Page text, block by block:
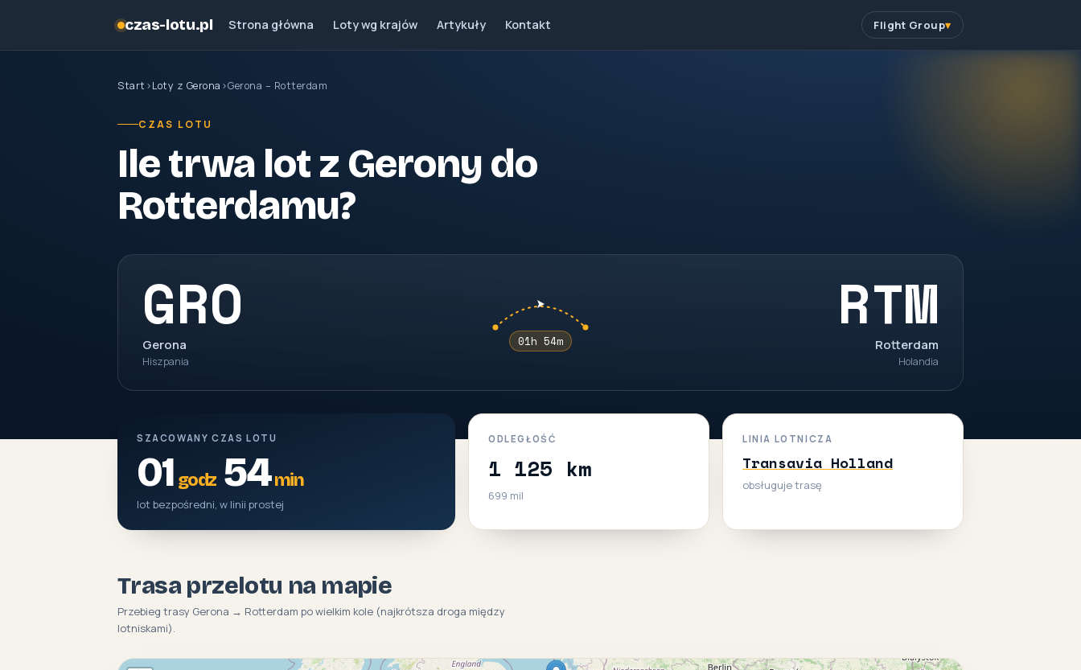
czas-lotu.pl Strona główna Loty wg krajów Artykuły Kontakt Flight Group
Start ›Loty z Gerona ›Gerona – Rotterdam
CZAS LOTU
Ile trwa lot z Gerony do
Rotterdamu?
GRO
Gerona
Hiszpania
01h 54m RTM
Rotterdam
Holandia
SZACOWANY CZAS LOTU
01 godz54min
lot bezpośredni, w linii prostej
ODLEGŁOŚĆ
1 125 km
699 mil
LINIA LOTNICZA
Transavia Holland
obsługuje trasę
Trasa przelotu na mapie
Przebieg trasy Gerona → Rotterdam po wielkim kole (najkrótsza droga między
lotniskami).